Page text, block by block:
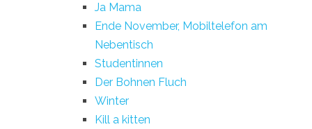
Ja Mama
Ende November, Mobiltelefon am
Nebentisch
Studentinnen
Der Bohnen Fluch
Winter
Kill a kitten